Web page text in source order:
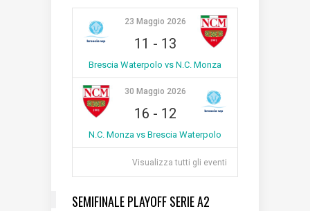
23 Maggio 2026
11 - 13
Brescia Waterpolo vs N.C. Monza
30 Maggio 2026
16 - 12
N.C. Monza vs Brescia Waterpolo
Visualizza tutti gli eventi
SEMIFINALE PLAYOFF SERIE A2